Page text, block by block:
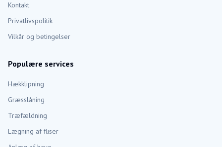
Kontakt
Privatlivspolitik
Vilkår og betingelser
Populære services
Hækklipning
Græsslåning
Træfældning
Lægning af fliser